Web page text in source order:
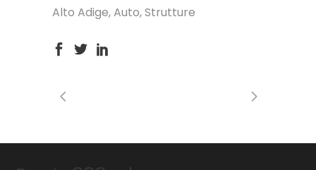
Alto Adige, Auto, Strutture